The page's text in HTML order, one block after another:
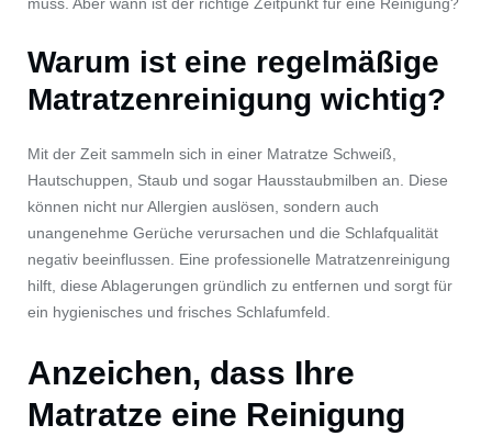
Warum ist eine regelmäßige
Matratzenreinigung wichtig?
Mit der Zeit sammeln sich in einer Matratze Schweiß,
Hautschuppen, Staub und sogar Hausstaubmilben an. Diese
können nicht nur Allergien auslösen, sondern auch
unangenehme Gerüche verursachen und die Schlafqualität
negativ beeinflussen. Eine professionelle Matratzenreinigung
hilft, diese Ablagerungen gründlich zu entfernen und sorgt für
ein hygienisches und frisches Schlafumfeld.
Anzeichen, dass Ihre
Matratze eine Reinigung